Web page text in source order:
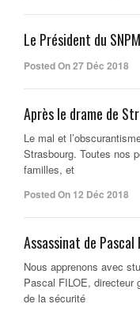
Le Président du
Posted On 27 Déc 2018
Après le drame de
Le mal et
Strasbourg. Toutes nos
familles, et
Posted On 12 Déc 2018
Assassinat de Pascal
Nous apprenons avec
Pascal FILOE, directeur
de la sécurité